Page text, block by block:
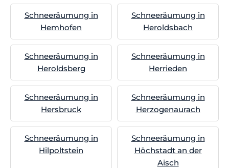
Schneeräumung in
Hemhofen
Schneeräumung in
Heroldsbach
Schneeräumung in
Heroldsberg
Schneeräumung in
Herrieden
Schneeräumung in
Hersbruck
Schneeräumung in
Herzogenaurach
Schneeräumung in
Hilpoltstein
Schneeräumung in
Höchstadt an der
Aisch